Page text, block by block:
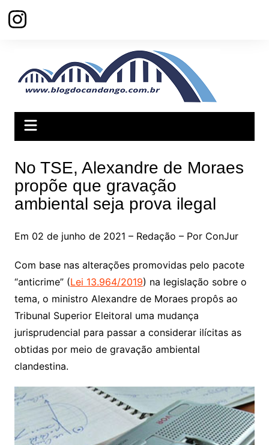
para
No TSE, Alexandre de Moraes
propõe que gravação
ambiental seja prova ilegal
Em 02 de junho de 2021 – Redação – Por ConJur
Com base nas alterações promovidas pelo pacote
“anticrime” (Lei 13.964/2019) na legislação sobre o
tema, o ministro Alexandre de Moraes propôs ao
Tribunal Superior Eleitoral uma mudança
jurisprudencial para passar a considerar ilícitas as
obtidas por meio de gravação ambiental
clandestina.